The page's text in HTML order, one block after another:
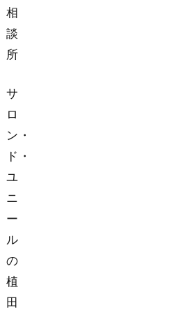
相
談
所
サ
ロ
ン・
ド・
ユ
ニ
ー
ル
の
植
田